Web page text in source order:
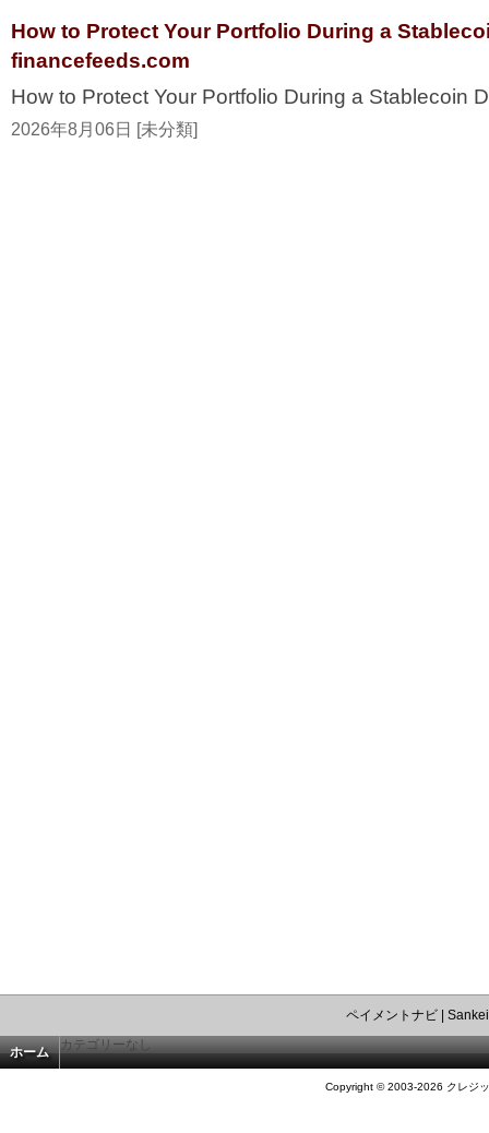
How to Protect Your Portfolio During a
financefeeds.com
How to Protect Your Portfolio During a Stablecoin
2026年8月06日 [未分類]
ペイメントナビ|
ホーム カテゴリーなし
Copyright © 2003-2026 クレジ